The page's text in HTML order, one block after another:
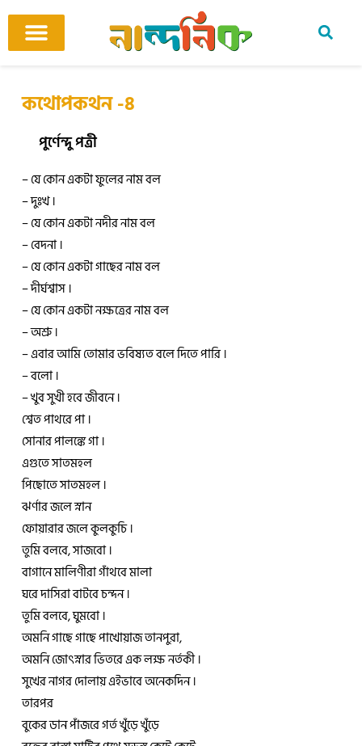
content
কথোপকথন -৪
পুর্ণেন্দু পত্রী
– যে কোন একটা ফুলের নাম বল
– দুঃখ ।
– যে কোন একটা নদীর নাম বল
– বেদনা ।
– যে কোন একটা গাছের নাম বল
– দীর্ঘশ্বাস ।
– যে কোন একটা নক্ষত্রের নাম বল
– অশ্রু ।
– এবার আমি তোমার ভবিষ্যত বলে দিতে পারি ।
– বলো ।
– খুব সুখী হবে জীবনে ।
শ্বেত পাথরে পা ।
সোনার পালঙ্কে গা ।
এগুতে সাতমহল
পিছোতে সাতমহল ।
ঝর্ণার জলে স্নান
ফোয়ারার জলে কুলকুচি ।
তুমি বলবে, সাজবো ।
বাগানে মালিণীরা গাঁথবে মালা
ঘরে দাসিরা বাটবে চন্দন ।
তুমি বলবে, ঘুমবো ।
অমনি গাছে গাছে পাখোয়াজ তানপুরা,
অমনি জোৎস্নার ভিতরে এক লক্ষ নর্তকী ।
সুখের নাগর দোলায় এইভাবে অনেকদিন ।
তারপর
বুকের ডান পাঁজরে গর্ত খুঁড়ে খুঁড়ে